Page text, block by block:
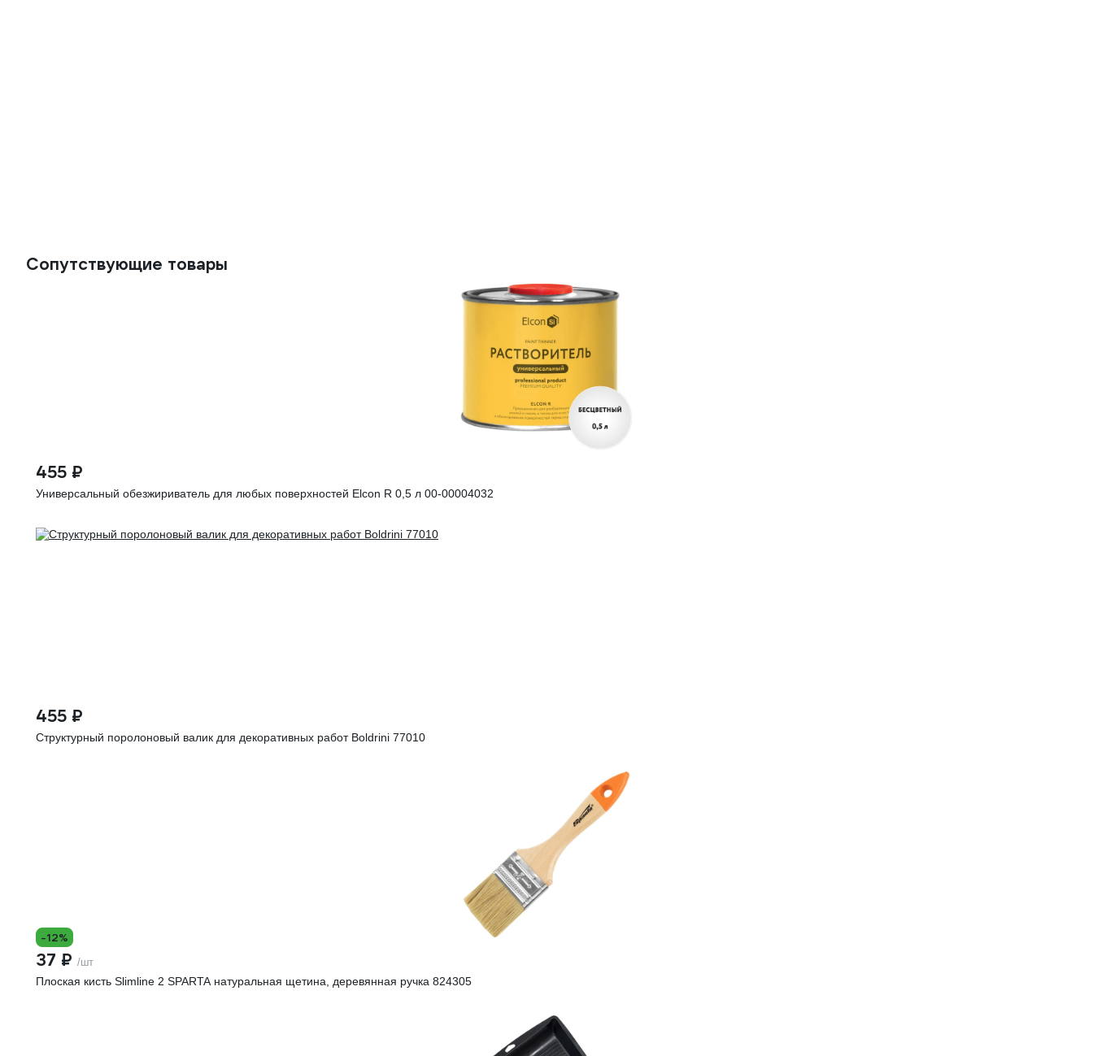
Сопутствующие товары
455 ₽
Универсальный обезжириватель для любых поверхностей Elcon R 0,5 л 00-00004032
455 ₽
Структурный поролоновый валик для декоративных работ Boldrini 77010
-12%
37 ₽ /шт
Плоская кисть Slimline 2 SPARTA натуральная щетина, деревянная ручка 824305